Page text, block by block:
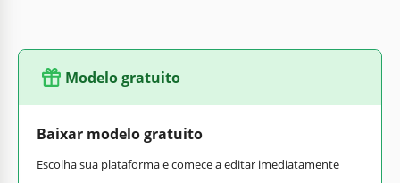
Modelo gratuito
Baixar modelo gratuito
Escolha sua plataforma e comece a editar imediatamente